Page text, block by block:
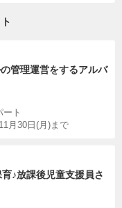
管理運営をするアルバ
ート
月30日(月)まで
♪放課後児童支援員さ